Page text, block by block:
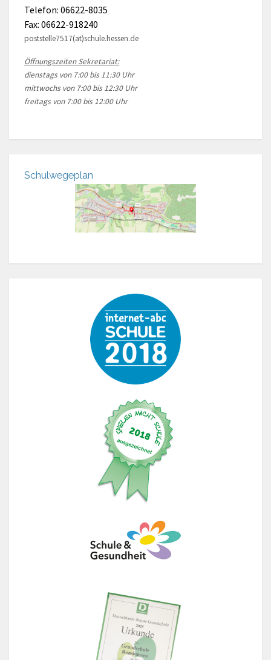
Telefon: 06622-8035
Fax: 06622-918240
poststelle7517(at)schule.hessen.de
Öffnungszeiten Sekretariat:
dienstags von 7:00 bis 11:30 Uhr
mittwochs von 7:00 bis 12:30 Uhr
freitags von 7:00 bis 12:00 Uhr
Schulwegeplan